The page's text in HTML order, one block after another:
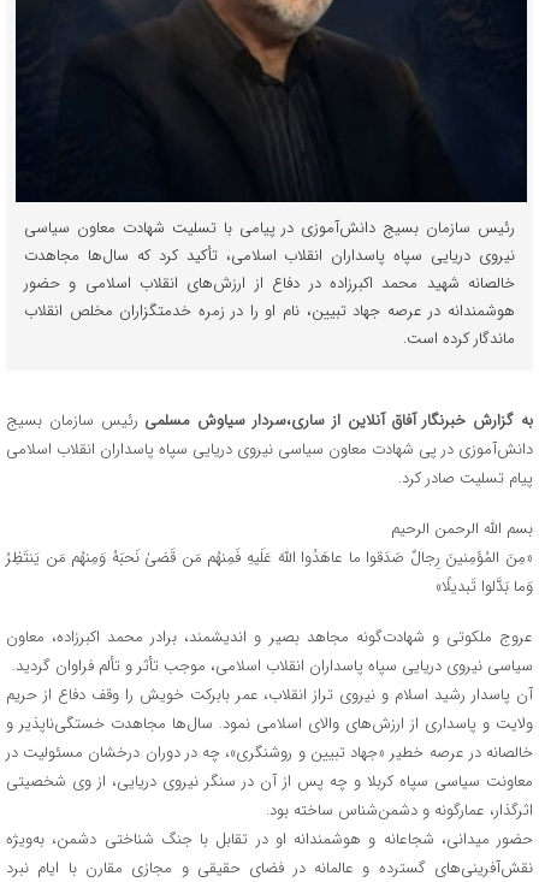
رئیس سازمان بسیج دانش‌آموزی در پیامی با تسلیت شهادت معاون سیاسی
نیروی دریایی سپاه پاسداران انقلاب اسلامی، تأکید کرد که سال‌ها مجاهدت
خالصانه شهید محمد اکبرزاده در دفاع از ارزش‌های انقلاب اسلامی و حضور
هوشمندانه در عرصه جهاد تبیین، نام او را در زمره خدمتگزاران مخلص انقلاب
ماندگار کرده است.
به گزارش خبرنگار آفاق آنلاین از ساری،سردار سیاوش مسلمی رئیس سازمان بسیج
دانش‌آموزی در پی شهادت معاون سیاسی نیروی دریایی سپاه پاسداران انقلاب اسلامی
پیام تسلیت صادر کرد.
بسم الله الرحمن الرحیم
«مِنَ المُؤمِنینَ رِجالٌ صَدَقوا ما عاهَدُوا اللَّهَ عَلَیهِ فَمِنهُم مَن قَضیٰ نَحبَهُ وَمِنهُم مَن یَنتَظِرُ
وَما بَدَّلوا تَبدیلًا»
عروج ملکوتی و شهادت‌گونه مجاهد بصیر و اندیشمند، برادر محمد اکبرزاده، معاون
سیاسی نیروی دریایی سپاه پاسداران انقلاب اسلامی، موجب تأثر و تألم فراوان گردید.
آن پاسدار رشید اسلام و نیروی تراز انقلاب، عمر بابرکت خویش را وقف دفاع از حریم
ولایت و پاسداری از ارزش‌های والای اسلامی نمود. سال‌ها مجاهدت خستگی‌ناپذیر و
خالصانه در عرصه خطیر «جهاد تبیین و روشنگری»، چه در دوران درخشان مسئولیت در
معاونت سیاسی سپاه کربلا و چه پس از آن در سنگر نیروی دریایی، از وی شخصیتی
اثرگذار، عمارگونه و دشمن‌شناس ساخته بود.
حضور میدانی، شجاعانه و هوشمندانه او در تقابل با جنگ شناختی دشمن، به‌ویژه
نقش‌آفرینی‌های گسترده و عالمانه در فضای حقیقی و مجازی مقارن با ایام نبرد